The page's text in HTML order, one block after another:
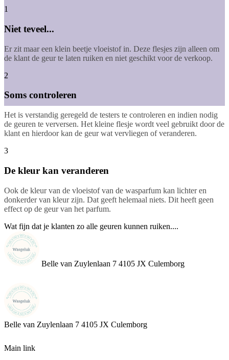
1
Niet teveel...
Er zit maar een klein beetje vloeistof in. Deze flesjes zijn alleen om
de klant de geur te laten ruiken en niet geschikt voor de verkoop.
2
Soms controleren
Het is verstandig geregeld de testers te controleren en indien nodig
de geuren te verversen. Het kleine flesje wordt veel gebruikt door de
klant en hierdoor kan de geur wat vervliegen of veranderen.
3
De kleur kan veranderen
Ook de kleur van de vloeistof van de wasparfum kan lichter en
donkerder van kleur zijn. Dat geeft helemaal niets. Dit heeft geen
effect op de geur van het parfum.
Wat fijn dat je klanten zo alle geuren kunnen ruiken....
Belle van Zuylenlaan 7 4105 JX Culemborg
Belle van Zuylenlaan 7 4105 JX Culemborg
Main link